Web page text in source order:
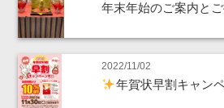
年末年始のご案内と
2022/11/02
年賀状早割キャン